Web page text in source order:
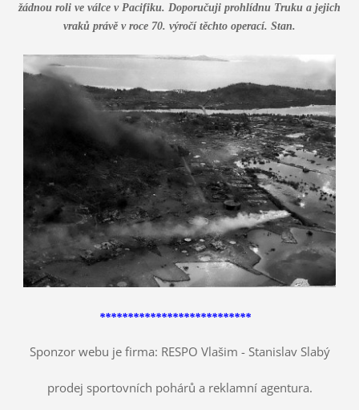
žádnou roli ve válce v Pacifiku. Doporučuji prohlídnu Truku a jejich
vraků právě v roce 70. výročí těchto operací. Stan.
***************************
Sponzor webu je firma: RESPO Vlašim - Stanislav Slabý
prodej sportovních pohárů a reklamní agentura.